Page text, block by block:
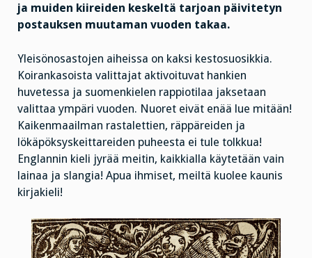
ja muiden kiireiden keskeltä tarjoan päivitetyn
postauksen muutaman vuoden takaa.
Yleisönosastojen aiheissa on kaksi kestosuosikkia.
Koirankasoista valittajat aktivoituvat hankien
huvetessa ja suomenkielen rappiotilaa jaksetaan
valittaa ympäri vuoden. Nuoret eivät enää lue mitään!
Kaikenmaailman rastalettien, räppäreiden ja
lökäpöksyskeittareiden puheesta ei tule tolkkua!
Englannin kieli jyrää meitin, kaikkialla käytetään vain
lainaa ja slangia! Apua ihmiset, meiltä kuolee kaunis
kirjakieli!